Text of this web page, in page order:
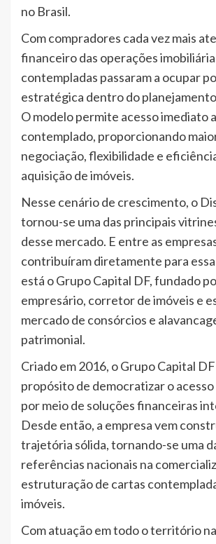
no Brasil.
Com compradores cada vez mais
financeiro das operações
contempladas passaram a ocupar
estratégica dentro do
O modelo permite acesso imediato
contemplado, proporcionando
negociação, flexibilidade e
aquisição de imóveis.
Nesse cenário de crescimento, o
tornou-se uma das principais
desse mercado. E entre as
contribuíram diretamente para
está o Grupo Capital DF, fundado
empresário, corretor de imóveis e
mercado de consórcios e
patrimonial.
Criado em 2016, o Grupo Capital
propósito de democratizar o
por meio de soluções financeiras
Desde então, a empresa vem
trajetória sólida, tornando-se uma
referências nacionais na
estruturação de cartas
imóveis.
Com atuação em todo o território